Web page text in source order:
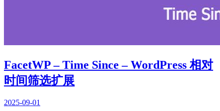
FacetWP – Time Since – WordPress 相对
时间筛选扩展
2025-09-01